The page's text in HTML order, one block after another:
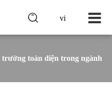
vi

toàn diện trong ngành